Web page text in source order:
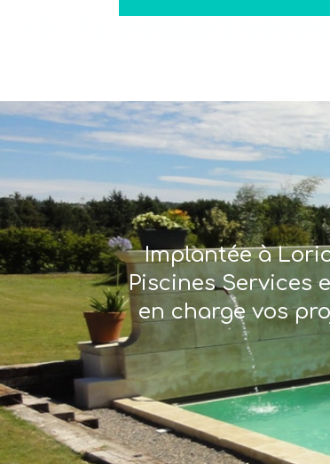
Implantée à
Piscines Services
en charge vos